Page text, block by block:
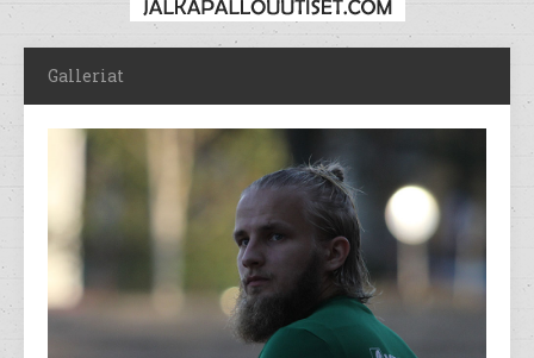
Galleriat